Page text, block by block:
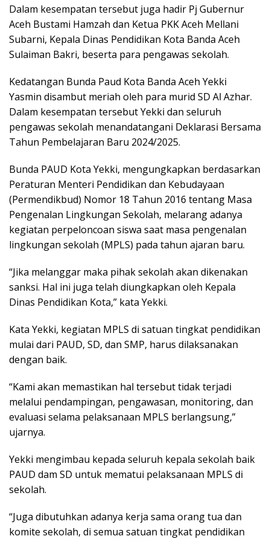
Dalam kesempatan tersebut juga hadir Pj Gubernur
Aceh Bustami Hamzah dan Ketua PKK Aceh Mellani
Subarni, Kepala Dinas Pendidikan Kota Banda Aceh
Sulaiman Bakri, beserta para pengawas sekolah.
Kedatangan Bunda Paud Kota Banda Aceh Yekki
Yasmin disambut meriah oleh para murid SD Al Azhar.
Dalam kesempatan tersebut Yekki dan seluruh
pengawas sekolah menandatangani Deklarasi Bersama
Tahun Pembelajaran Baru 2024/2025.
Bunda PAUD Kota Yekki, mengungkapkan berdasarkan
Peraturan Menteri Pendidikan dan Kebudayaan
(Permendikbud) Nomor 18 Tahun 2016 tentang Masa
Pengenalan Lingkungan Sekolah, melarang adanya
kegiatan perpeloncoan siswa saat masa pengenalan
lingkungan sekolah (MPLS) pada tahun ajaran baru.
“Jika melanggar maka pihak sekolah akan dikenakan
sanksi. Hal ini juga telah diungkapkan oleh Kepala
Dinas Pendidikan Kota,” kata Yekki.
Kata Yekki, kegiatan MPLS di satuan tingkat pendidikan
mulai dari PAUD, SD, dan SMP, harus dilaksanakan
dengan baik.
“Kami akan memastikan hal tersebut tidak terjadi
melalui pendampingan, pengawasan, monitoring, dan
evaluasi selama pelaksanaan MPLS berlangsung,”
ujarnya.
Yekki mengimbau kepada seluruh kepala sekolah baik
PAUD dam SD untuk mematui pelaksanaan MPLS di
sekolah.
“Juga dibutuhkan adanya kerja sama orang tua dan
komite sekolah, di semua satuan tingkat pendidikan